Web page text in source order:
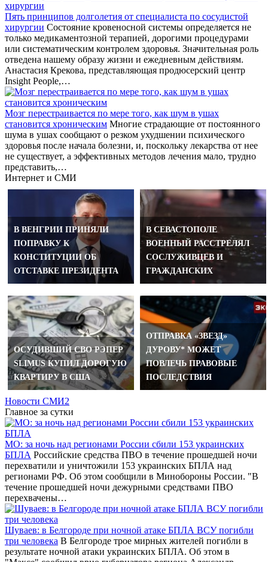
Пять принципов долголетия от специалиста по сосудистой
хирургии Состояние кровеносной системы определяется не
только медикаментозной терапией, дорогими процедурами
или систематическим контролем здоровья. Значительная роль
отведена нашему образу жизни и ежедневным действиям.
Анастасия Крекова, представляющая продюсерский центр
Insight People,…
Мозг перестраивается по мере того, как шум в ушах
становится хроническим Многие страдающие от постоянного
шума в ушах сообщают о резком ухудшении психического
здоровья после начала болезни, и, поскольку лекарства от нее
не существует, а эффективных методов лечения мало, трудно
представить,…
Интернет и СМИ
В ВЕНГРИИ ПРИНЯЛИ
ПОПРАВКУ К
КОНСТИТУЦИИ ОБ
ОТСТАВКЕ ПРЕЗИДЕНТА
В СЕВАСТОПОЛЕ
ВОЕННЫЙ РАССТРЕЛЯЛ
СОСЛУЖИВЦЕВ И
ГРАЖДАНСКИХ
ОСУДИВШИЙ СВО РЭПЕР
SLIMUS КУПИЛ ДОРОГУЮ
КВАРТИРУ В США
ОТПРАВКА «ЗВЕЗД»
ДУРОВУ* МОЖЕТ
ПОВЛЕЧЬ ПРАВОВЫЕ
ПОСЛЕДСТВИЯ
Новости СМИ2
Главное за сутки
МО: за ночь над регионами России сбили 153 украинских
БПЛА Российские средства ПВО в течение прошедшей ночи
перехватили и уничтожили 153 украинских БПЛА над
регионами РФ. Об этом сообщили в Минобороны России. "В
течение прошедшей ночи дежурными средствами ПВО
перехвачены…
Шуваев: в Белгороде при ночной атаке БПЛА ВСУ погибли
три человека В Белгороде трое мирных жителей погибли в
результате ночной атаки украинских БПЛА. Об этом в